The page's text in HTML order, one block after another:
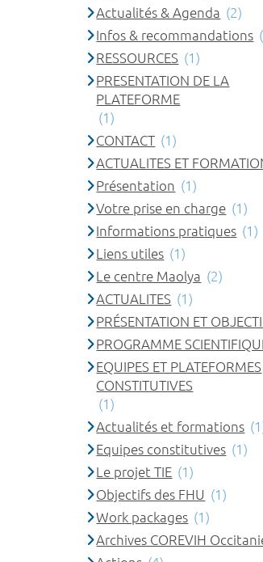
Actualités & Agenda (2)
Infos & recommandations
RESSOURCES (1)
PRESENTATION DE LA
PLATEFORME
(1)
CONTACT (1)
ACTUALITES ET
Présentation (1)
Votre prise en charge (1)
Informations pratiques (1)
Liens utiles (1)
Le centre Maolya (2)
ACTUALITES (1)
PRÉSENTATION ET
PROGRAMME
EQUIPES ET PLATEFORMES
CONSTITUTIVES
(1)
Actualités et formations
Equipes constitutives (1)
Le projet TIE (1)
Objectifs des FHU (1)
Work packages (1)
Archives COREVIH